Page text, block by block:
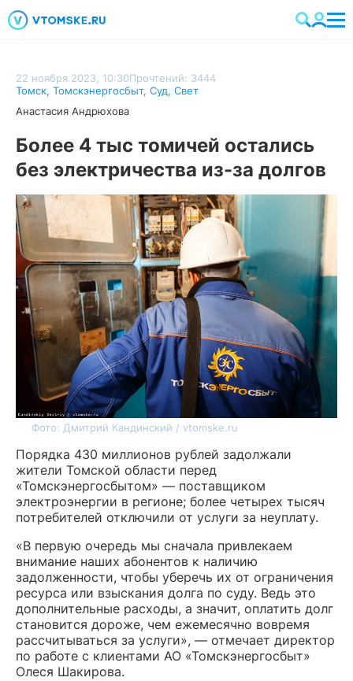
22 ноября 2023, 10:30Прочтений: 3444
Томск, Томскэнергосбыт, Суд, Свет
Анастасия Андрюхова
Более 4 тыс томичей остались
без электричества из-за долгов
Фото: Дмитрий Кандинский / vtomske.ru
Порядка 430 миллионов рублей задолжали
жители Томской области перед
«Томскэнергосбытом» — поставщиком
электроэнергии в регионе; более четырех тысяч
потребителей отключили от услуги за неуплату.
«В первую очередь мы сначала привлекаем
внимание наших абонентов к наличию
задолженности, чтобы уберечь их от ограничения
ресурса или взыскания долга по суду. Ведь это
дополнительные расходы, а значит, оплатить долг
становится дороже, чем ежемесячно вовремя
рассчитываться за услуги», — отмечает директор
по работе с клиентами АО «Томскэнергосбыт»
Олеся Шакирова.